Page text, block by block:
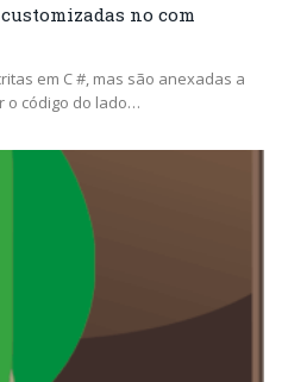
no com
em C #, mas são anexadas a
o código do lado…